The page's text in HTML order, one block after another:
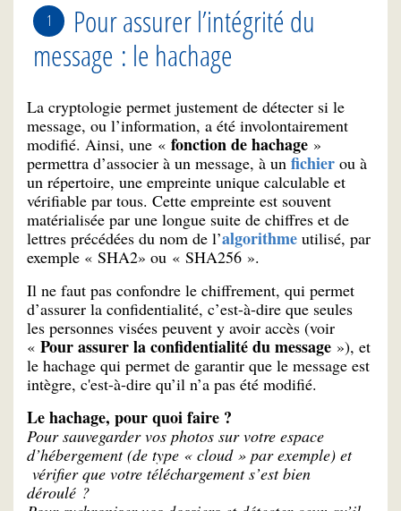
Pour assurer l’intégrité du
message : le hachage
La cryptologie permet justement de détecter si le
message, ou l’information, a été involontairement
modifié. Ainsi, une « fonction de hachage »
permettra d’associer à un message, à un fichier ou à
un répertoire, une empreinte unique calculable et
vérifiable par tous. Cette empreinte est souvent
matérialisée par une longue suite de chiffres et de
lettres précédées du nom de l’algorithme utilisé, par
exemple « SHA2» ou « SHA256 ».
Il ne faut pas confondre le chiffrement, qui permet
d’assurer la confidentialité, c’est-à-dire que seules
les personnes visées peuvent y avoir accès (voir
« Pour assurer la confidentialité du message »), et
le hachage qui permet de garantir que le message est
intègre, c'est-à-dire qu’il n’a pas été modifié.
Le hachage, pour quoi faire ?
Pour sauvegarder vos photos sur votre espace
d’hébergement (de type « cloud » par exemple) et
vérifier que votre téléchargement s’est bien
déroulé ?